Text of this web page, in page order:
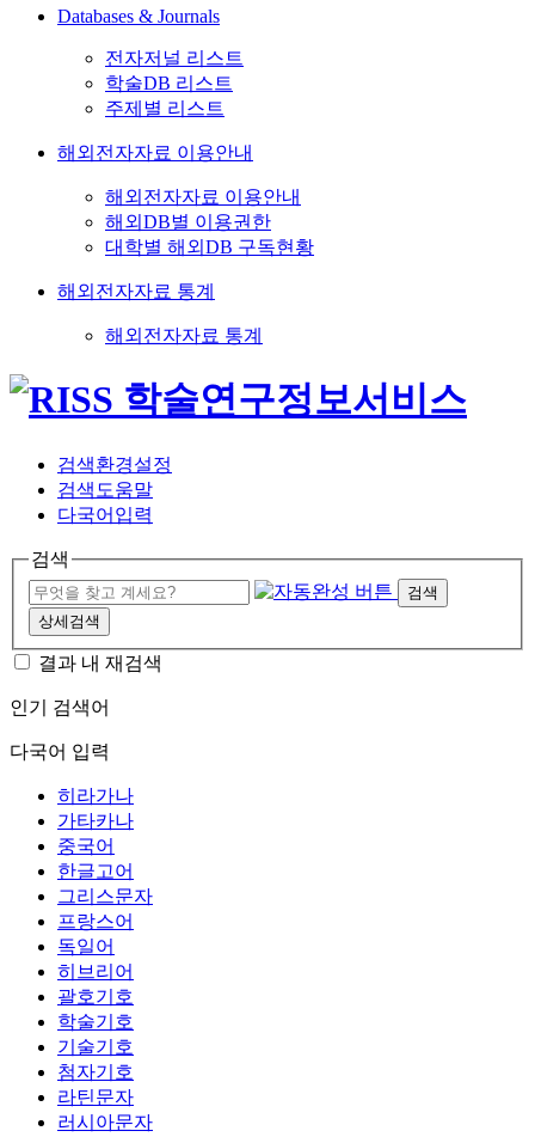
Databases & Journals
전자저널 리스트
학술DB 리스트
주제별 리스트
해외전자자료 이용안내
해외전자자료 이용안내
해외DB별 이용권한
대학별 해외DB 구독현황
해외전자자료 통계
해외전자자료 통계
검색환경설정
검색도움말
다국어입력
검색
검색
상세검색
결과 내 재검색
인기 검색어
다국어 입력
히라가나
가타카나
중국어
한글고어
그리스문자
프랑스어
독일어
히브리어
괄호기호
학술기호
기술기호
첨자기호
라틴문자
러시아문자